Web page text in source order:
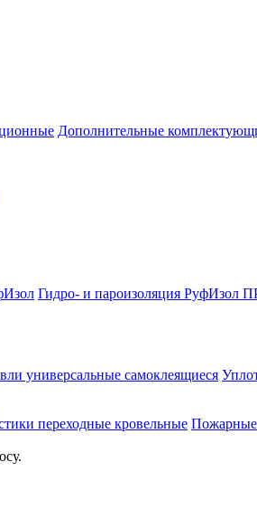
Дополнительные
Гидро- и пароизоляция РуфИзол
универсальные самоклеящиеся
переходные кровельные